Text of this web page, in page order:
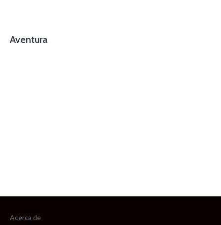
Aventura
Acerca de